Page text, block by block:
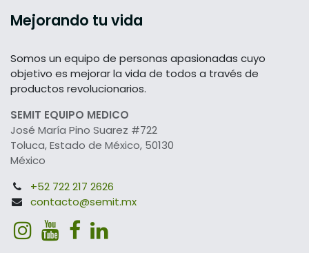
Mejorando tu vida
Somos un equipo de personas apasionadas cuyo
objetivo es mejorar la vida de todos a través de
productos revolucionarios.
SEMIT EQUIPO MEDICO
José María Pino Suarez #722
Toluca, Estado de México, 50130
México
+52 722 217 2626
contacto@semit.mx